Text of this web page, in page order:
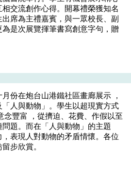
交流創作心得。開幕禮榮獲知名
席為主禮嘉賓，與一眾校長、副
是次展覽揮筆書寫創意字句，贈
份在炮台山港鐵社區畫廊展示 ，
人與動物」。學生以超現實方式
念豐富 ，從擠迫、花費、作假以至
題。而在「人與動物」的主題
，表現人對動物的矛盾情懷。各位
步欣賞。